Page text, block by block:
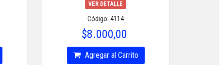
VER DETALLE
Código: 4114
$8.000,00
Agregar al Carrito